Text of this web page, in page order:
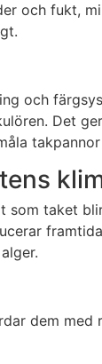
och fukt,
Det
taket
dem med